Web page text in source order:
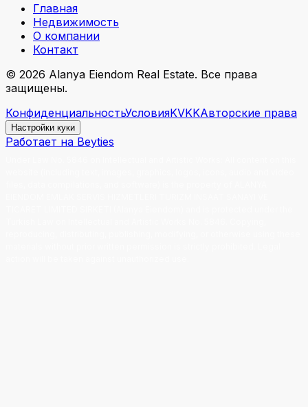
Главная
Недвижимость
О компании
Контакт
© 2026 Alanya Eiendom Real Estate. Все права
защищены.
КонфиденциальностьУсловияKVKKАвторские права
Настройки куки
Работает на Beyties